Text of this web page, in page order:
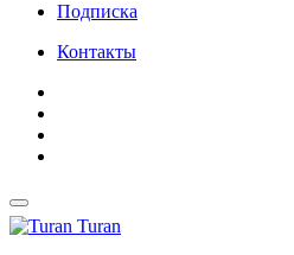
Подписка
Контакты
Turan